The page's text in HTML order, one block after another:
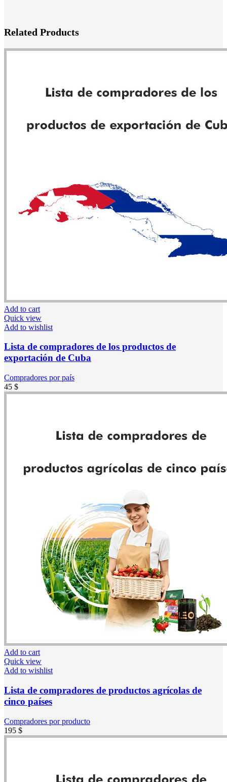
Add to cart
Quick view
Add to wishlist
Lista de compradores de los productos de
exportación de Cuba
Compradores por país
45 $
Add to cart
Quick view
Add to wishlist
Lista de compradores de productos agrícolas de
cinco países
Compradores por producto
195 $